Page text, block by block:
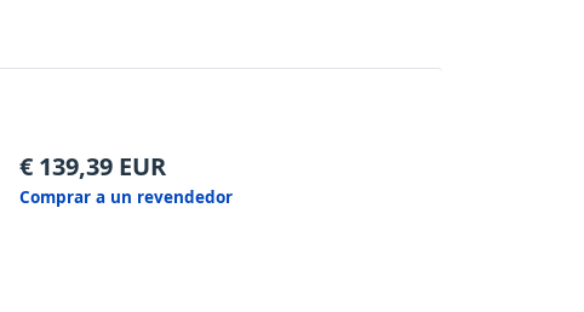
€ 139,39 EUR
Comprar a un revendedor